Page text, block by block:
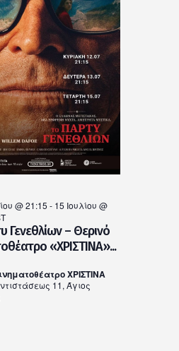
Γενεθλίων – Θερινό
«ΧΡΙΣΤΙΝΑ»...
@ 21:15 - 15 Ιουλίου @
ΧΡΙΣΤΙΝΑ
11, Άγιος